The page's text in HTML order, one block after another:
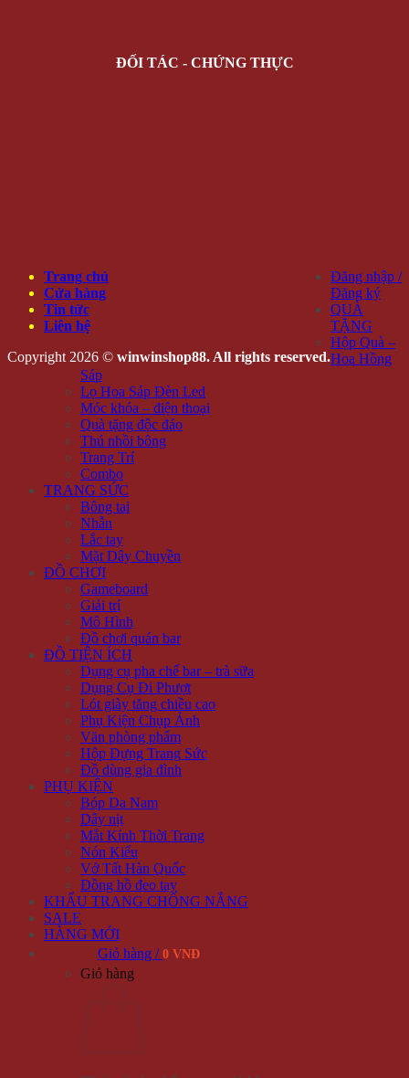
ĐỐI TÁC - CHỨNG THỰC
Trang chủ
Cửa hàng
Tin tức
Liên hệ
Copyright 2026 © winwinshop88. All rights reserved.
Đăng nhập /
Đăng ký
QUÀ
TẶNG
Hộp Quà –
Hoa Hồng
Sáp
Lọ Hoa Sáp Đèn Led
Móc khóa – điện thoại
Quà tặng độc đáo
Thú nhồi bông
Trang Trí
Combo
TRANG SỨC
Bông tai
Nhẫn
Lắc tay
Mặt Dây Chuyền
ĐỒ CHƠI
Gameboard
Giải trí
Mô Hình
Đồ chơi quán bar
ĐỒ TIỆN ÍCH
Dụng cụ pha chế bar – trà sữa
Dụng Cụ Đi Phượt
Lót giày tăng chiều cao
Phụ Kiện Chụp Ảnh
Văn phòng phẩm
Hộp Đựng Trang Sức
Đồ dùng gia đình
PHỤ KIỆN
Bóp Da Nam
Dây nịt
Mắt Kính Thời Trang
Nón Kiểu
Vớ Tất Hàn Quốc
Đồng hồ đeo tay
KHẨU TRANG CHỐNG NẮNG
SALE
HÀNG MỚI
Giỏ hàng / 0 VNĐ
Giỏ hàng